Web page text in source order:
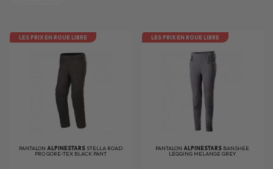
LES PRIX EN ROUE LIBRE
PANTALON ALPINESTARS STELLA ROAD
PRO GORE-TEX BLACK PANT
LES PRIX EN ROUE LIBRE
PANTALONALPINESTARS BANSHEE
LEGGING MELANGE GREY